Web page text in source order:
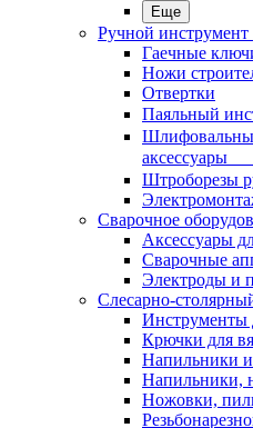
Еще
Ручной инструмент
Гаечные
Ножи
Отвертки
Паяльный
аксессуары
Штроборезы
Сварочное
Аксессуары
Сварочные
Электроды и
Слесарно-
Инструменты
Крючки для
Напильники
Напильники,
Ножовки,